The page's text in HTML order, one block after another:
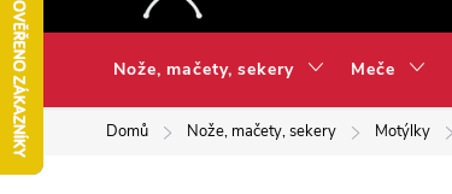
Nože, mačety, sekery Meče
Domů Nože, mačety, sekery Motýlky